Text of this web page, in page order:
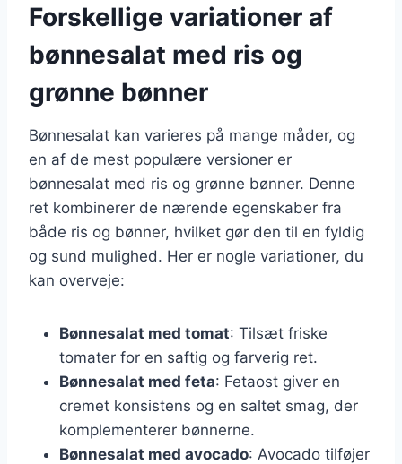
Forskellige variationer af
bønnesalat med ris og
grønne bønner
Bønnesalat kan varieres på mange måder, og
en af de mest populære versioner er
bønnesalat med ris og grønne bønner. Denne
ret kombinerer de nærende egenskaber fra
både ris og bønner, hvilket gør den til en fyldig
og sund mulighed. Her er nogle variationer, du
kan overveje:
Bønnesalat med tomat: Tilsæt friske
tomater for en saftig og farverig ret.
Bønnesalat med feta: Fetaost giver en
cremet konsistens og en saltet smag, der
komplementerer bønnerne.
Bønnesalat med avocado: Avocado tilføjer